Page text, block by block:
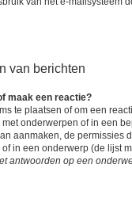
van berichten
maak een reactie?
te plaatsen of om een
onderwerpen of in een
aanmaken, de permissies
in een onderwerp (de lijst
antwoorden op een